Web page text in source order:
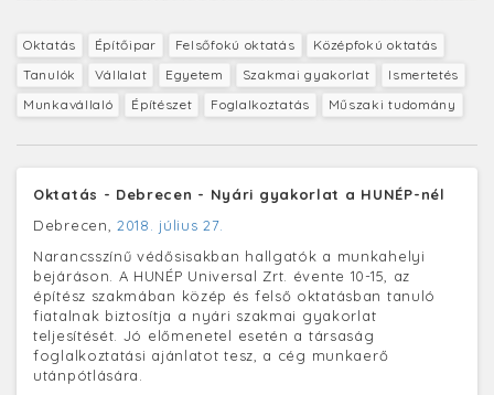
Oktatás Építőipar Felsőfokú oktatás
Középfokú oktatás
Tanulók
Vállalat Egyetem Szakmai gyakorlat
Ismertetés
Munkavállaló
Építészet Foglalkoztatás Műszaki tudomány
Oktatás - Debrecen - Nyári gyakorlat a HUNÉP-nél
Debrecen, 2018. július 27.
Narancsszínű védősisakban hallgatók a munkahelyi
bejáráson. A HUNÉP Universal Zrt. évente 10-15, az
építész szakmában közép és felső oktatásban tanuló
fiatalnak biztosítja a nyári szakmai gyakorlat
teljesítését. Jó előmenetel esetén a társaság
foglalkoztatási ajánlatot tesz, a cég munkaerő
utánpótlására.